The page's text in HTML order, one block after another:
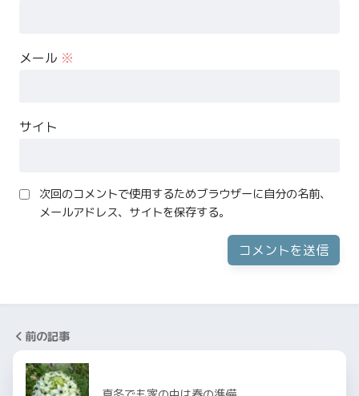
メール ※
サイト
次回のコメントで使用するためブラウザーに自分の名前、
メールアドレス、サイトを保存する。
前の記事